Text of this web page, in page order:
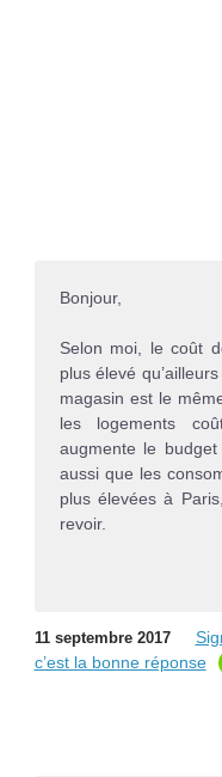
Bonjour,
Selon moi, le coût
plus élevé
magasin est le
les logements
augmente le
aussi que les
plus élevées à
revoir.
11 septembre 2017
c’est la bonne réponse